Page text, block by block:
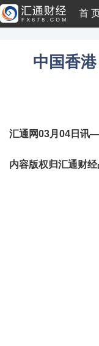
首
中国香
汇通网03月04日
内容版权归汇通财